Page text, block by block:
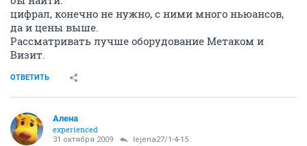
цифрал, конечно не нужно, с ними много ньюансов,
да и цены выше.
Рассматривать лучше оборудование Метаком и
Визит.
ОТВЕТИТЬ
Алена
experienced
31 октября 2009 lejena27/1-4-15